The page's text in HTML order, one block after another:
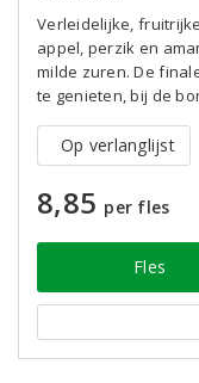
Verleidelijke,
appel, perzik en
milde zuren. De
te genieten, bij de
Op verlanglijst
8,85 per fles
Fles